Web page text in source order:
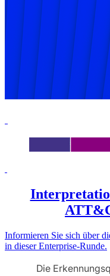
Informieren Sie sich über
in dieser Enterprise-Runde.
Die